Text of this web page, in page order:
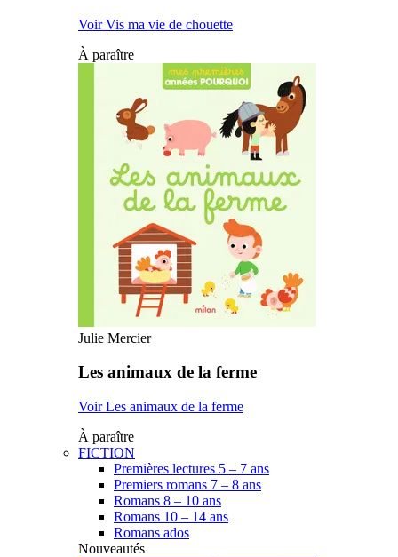
Voir Vis ma vie de chouette
À paraître
Julie Mercier
Les animaux de la ferme
Voir Les animaux de la ferme
À paraître
FICTION
Premières lectures 5 – 7 ans
Premiers romans 7 – 8 ans
Romans 8 – 10 ans
Romans 10 – 14 ans
Romans ados
Nouveautés